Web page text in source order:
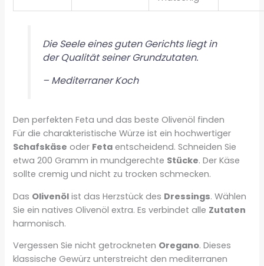
Die Seele eines guten Gerichts liegt in
der Qualität seiner Grundzutaten.
– Mediterraner Koch
Den perfekten Feta und das beste Olivenöl finden
Für die charakteristische Würze ist ein hochwertiger
Schafskäse oder Feta entscheidend. Schneiden Sie
etwa 200 Gramm in mundgerechte Stücke. Der Käse
sollte cremig und nicht zu trocken schmecken.
Das Olivenöl ist das Herzstück des Dressings. Wählen
Sie ein natives Olivenöl extra. Es verbindet alle Zutaten
harmonisch.
Vergessen Sie nicht getrockneten Oregano. Dieses
klassische Gewürz unterstreicht den mediterranen